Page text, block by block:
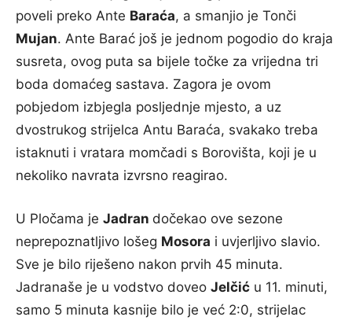
poveli preko Ante Baraća, a smanjio je Tonči
Mujan. Ante Barać još je jednom pogodio do kraja
susreta, ovog puta sa bijele točke za vrijedna tri
boda domaćeg sastava. Zagora je ovom
pobjedom izbjegla posljednje mjesto, a uz
dvostrukog strijelca Antu Baraća, svakako treba
istaknuti i vratara momčadi s Borovišta, koji je u
nekoliko navrata izvrsno reagirao.
U Pločama je Jadran dočekao ove sezone
neprepoznatljivo lošeg Mosora i uvjerljivo slavio.
Sve je bilo riješeno nakon prvih 45 minuta.
Jadranaše je u vodstvo doveo Jelčić u 11. minuti,
samo 5 minuta kasnije bilo je već 2:0, strijelac